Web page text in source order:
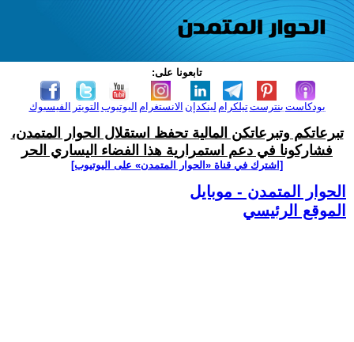
تابعونا على:
الفيسبوك التويتر اليوتيوب الانستغرام لينكدإن تيلكرامبنترست بودكاست
تبرعاتكم وتبرعاتكن المالية تحفظ استقلال الحوار المتمدن،
فشاركونا في دعم استمرارية هذا الفضاء اليساري الحر
[اشترك في قناة ‫«الحوار المتمدن» على اليوتيوب]
الحوار المتمدن - موبايل
الموقع الرئيسي